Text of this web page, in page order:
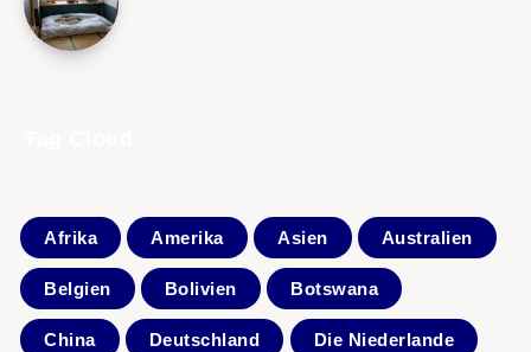
Afrika Amerika Asien Australien
Belgien Bolivien Botswana
China Deutschland Die Niederlande